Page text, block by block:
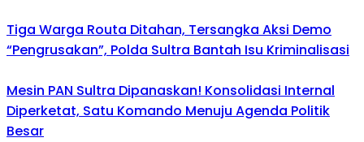
Tiga Warga Routa Ditahan, Tersangka Aksi Demo
“Pengrusakan”, Polda Sultra Bantah Isu Kriminalisasi
Mesin PAN Sultra Dipanaskan! Konsolidasi Internal
Diperketat, Satu Komando Menuju Agenda Politik
Besar